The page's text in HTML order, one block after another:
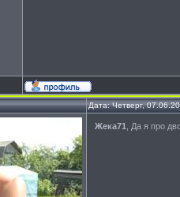
Дата: Четверг,
Жека71 , Да я про